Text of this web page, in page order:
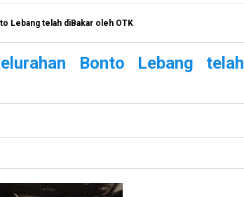
Lebang telah diBakar oleh OTK
Bonto Lebang telah